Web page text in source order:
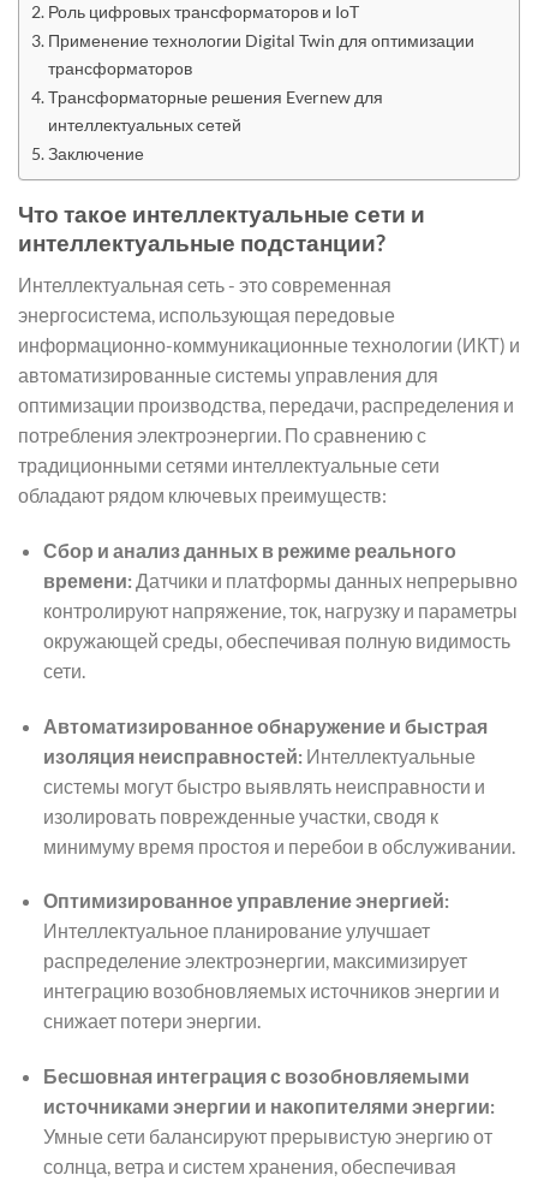
Роль цифровых трансформаторов и IoT
Применение технологии Digital Twin для оптимизации
трансформаторов
Трансформаторные решения Evernew для
интеллектуальных сетей
Заключение
Что такое интеллектуальные сети и
интеллектуальные подстанции?
Интеллектуальная сеть - это современная
энергосистема, использующая передовые
информационно-коммуникационные технологии (ИКТ) и
автоматизированные системы управления для
оптимизации производства, передачи, распределения и
потребления электроэнергии. По сравнению с
традиционными сетями интеллектуальные сети
обладают рядом ключевых преимуществ:
Сбор и анализ данных в режиме реального
времени:Датчики и платформы данных непрерывно
контролируют напряжение, ток, нагрузку и параметры
окружающей среды, обеспечивая полную видимость
сети.
Автоматизированное обнаружение и быстрая
изоляция неисправностей:Интеллектуальные
системы могут быстро выявлять неисправности и
изолировать поврежденные участки, сводя к
минимуму время простоя и перебои в обслуживании.
Оптимизированное управление энергией:
Интеллектуальное планирование улучшает
распределение электроэнергии, максимизирует
интеграцию возобновляемых источников энергии и
снижает потери энергии.
Бесшовная интеграция с возобновляемыми
источниками энергии и накопителями энергии:
Умные сети балансируют прерывистую энергию от
солнца, ветра и систем хранения, обеспечивая